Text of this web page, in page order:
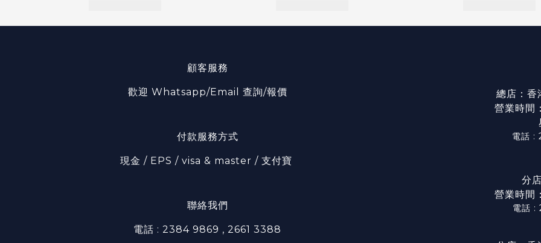
顧客服務
歡迎 Whatsapp/Email 查詢/報價
付款服務方式
現金 / EPS / visa & master / 支付寶
聯絡我們
電話 : 2384 9869 , 2661 3388
總店：香
營業時間
電話
分
營業時間
電話